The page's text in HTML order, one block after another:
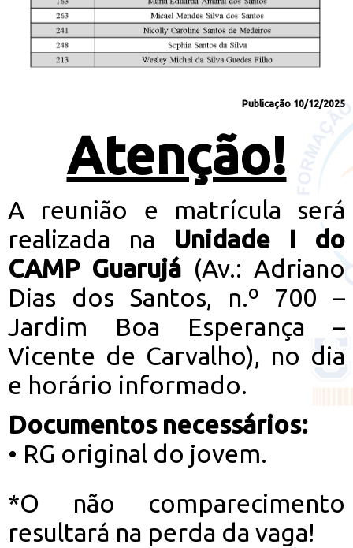
Publicação 10/12/2025
Atenção!
A reunião e matrícula será
realizada na Unidade I do
CAMP Guarujá (Av.: Adriano
Dias dos Santos, n.º 700 –
Jardim Boa Esperança –
Vicente de Carvalho), no dia
e horário informado.
Documentos necessários:
• RG original do jovem.
*O não comparecimento
resultará na perda da vaga!